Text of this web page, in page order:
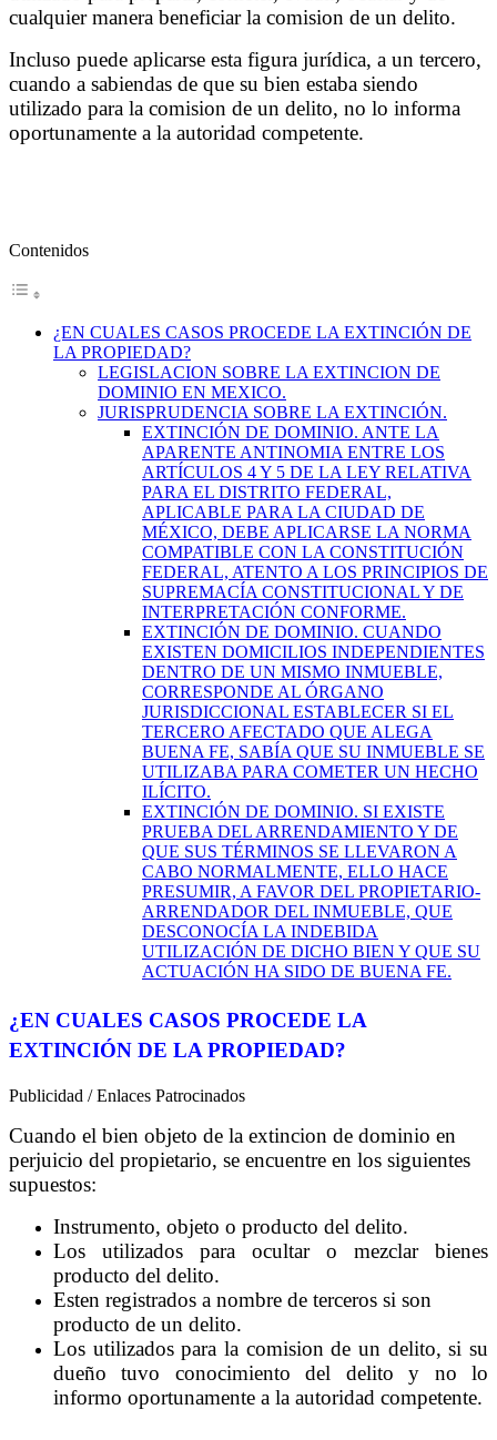
cualquier manera beneficiar la comision de un delito.
Incluso puede aplicarse esta figura jurídica, a un tercero,
cuando a sabiendas de que su bien estaba siendo
utilizado para la comision de un delito, no lo informa
oportunamente a la autoridad competente.
Contenidos
¿EN CUALES CASOS PROCEDE LA EXTINCIÓN DE
LA PROPIEDAD?
LEGISLACION SOBRE LA EXTINCION DE
DOMINIO EN MEXICO.
JURISPRUDENCIA SOBRE LA EXTINCIÓN.
EXTINCIÓN DE DOMINIO. ANTE LA
APARENTE ANTINOMIA ENTRE LOS
ARTÍCULOS 4 Y 5 DE LA LEY RELATIVA
PARA EL DISTRITO FEDERAL,
APLICABLE PARA LA CIUDAD DE
MÉXICO, DEBE APLICARSE LA NORMA
COMPATIBLE CON LA CONSTITUCIÓN
FEDERAL, ATENTO A LOS PRINCIPIOS DE
SUPREMACÍA CONSTITUCIONAL Y DE
INTERPRETACIÓN CONFORME.
EXTINCIÓN DE DOMINIO. CUANDO
EXISTEN DOMICILIOS INDEPENDIENTES
DENTRO DE UN MISMO INMUEBLE,
CORRESPONDE AL ÓRGANO
JURISDICCIONAL ESTABLECER SI EL
TERCERO AFECTADO QUE ALEGA
BUENA FE, SABÍA QUE SU INMUEBLE SE
UTILIZABA PARA COMETER UN HECHO
ILÍCITO.
EXTINCIÓN DE DOMINIO. SI EXISTE
PRUEBA DEL ARRENDAMIENTO Y DE
QUE SUS TÉRMINOS SE LLEVARON A
CABO NORMALMENTE, ELLO HACE
PRESUMIR, A FAVOR DEL PROPIETARIO-
ARRENDADOR DEL INMUEBLE, QUE
DESCONOCÍA LA INDEBIDA
UTILIZACIÓN DE DICHO BIEN Y QUE SU
ACTUACIÓN HA SIDO DE BUENA FE.
¿EN CUALES CASOS PROCEDE LA
EXTINCIÓN DE LA PROPIEDAD?
Publicidad / Enlaces Patrocinados
Cuando el bien objeto de la extincion de dominio en
perjuicio del propietario, se encuentre en los siguientes
supuestos:
Instrumento, objeto o producto del delito.
Los utilizados para ocultar o mezclar bienes
producto del delito.
Esten registrados a nombre de terceros si son
producto de un delito.
Los utilizados para la comision de un delito, si su
dueño tuvo conocimiento del delito y no lo
informo oportunamente a la autoridad competente.